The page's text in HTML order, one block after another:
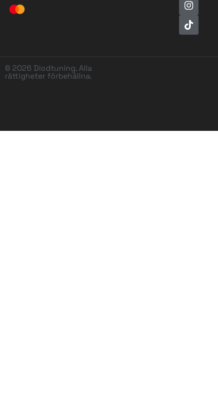
© 2026 Diodtuning. Alla
rättigheter förbehållna.